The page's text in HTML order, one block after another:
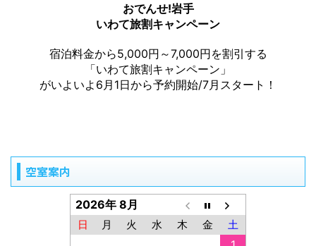
おでんせ!岩手
いわて旅割キャンペーン
宿泊料金から5,000円～7,000円を割引する
「いわて旅割キャンペーン」
がいよいよ6月1日から予約開始/7月スタート！
空室案内
2026年 8月
日 月 火 水 木 金 土